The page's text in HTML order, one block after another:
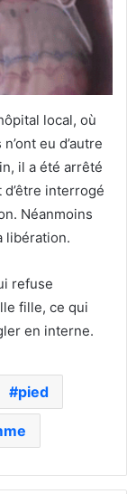
local, où
eu d’autre
il a été arrêté
interrogé
Néanmoins
libération.
refuse
fille, ce qui
en interne.
pied